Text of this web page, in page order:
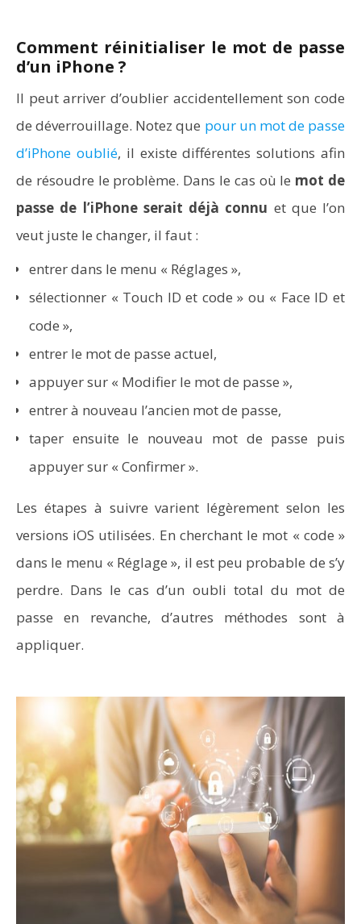
Comment réinitialiser le mot de passe
d’un iPhone ?
Il peut arriver d’oublier accidentellement son code
de déverrouillage. Notez que pour un mot de passe
d’iPhone oublié, il existe différentes solutions afin
de résoudre le problème. Dans le cas où le mot de
passe de l’iPhone serait déjà connu et que l’on
veut juste le changer, il faut :
entrer dans le menu « Réglages »,
sélectionner « Touch ID et code » ou « Face ID et
code »,
entrer le mot de passe actuel,
appuyer sur « Modifier le mot de passe »,
entrer à nouveau l’ancien mot de passe,
taper ensuite le nouveau mot de passe puis
appuyer sur « Confirmer ».
Les étapes à suivre varient légèrement selon les
versions iOS utilisées. En cherchant le mot « code »
dans le menu « Réglage », il est peu probable de s’y
perdre. Dans le cas d’un oubli total du mot de
passe en revanche, d’autres méthodes sont à
appliquer.